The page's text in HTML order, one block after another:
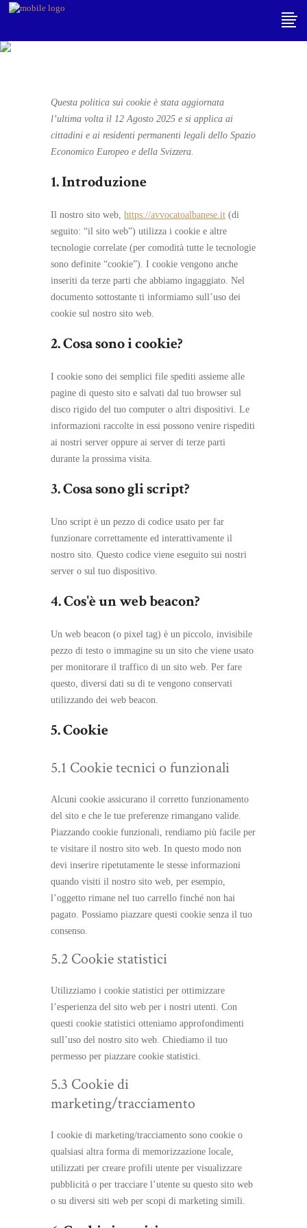
Questa politica sui cookie è stata aggiornata
l’ultima volta il 12 Agosto 2025 e si applica ai
cittadini e ai residenti permanenti legali dello Spazio
Economico Europeo e della Svizzera.
1. Introduzione
Il nostro sito web, https://avvocatoalbanese.it (di
seguito: “il sito web”) utilizza i cookie e altre
tecnologie correlate (per comodità tutte le tecnologie
sono definite “cookie”). I cookie vengono anche
inseriti da terze parti che abbiamo ingaggiato. Nel
documento sottostante ti informiamo sull’uso dei
cookie sul nostro sito web.
2. Cosa sono i cookie?
I cookie sono dei semplici file spediti assieme alle
pagine di questo sito e salvati dal tuo browser sul
disco rigido del tuo computer o altri dispositivi. Le
informazioni raccolte in essi possono venire rispediti
ai nostri server oppure ai server di terze parti
durante la prossima visita.
3. Cosa sono gli script?
Uno script è un pezzo di codice usato per far
funzionare correttamente ed interattivamente il
nostro sito. Questo codice viene eseguito sui nostri
server o sul tuo dispositivo.
4. Cos'è un web beacon?
Un web beacon (o pixel tag) è un piccolo, invisibile
pezzo di testo o immagine su un sito che viene usato
per monitorare il traffico di un sito web. Per fare
questo, diversi dati su di te vengono conservati
utilizzando dei web beacon.
5. Cookie
5.1 Cookie tecnici o funzionali
Alcuni cookie assicurano il corretto funzionamento
del sito e che le tue preferenze rimangano valide.
Piazzando cookie funzionali, rendiamo più facile per
te visitare il nostro sito web. In questo modo non
devi inserire ripetutamente le stesse informazioni
quando visiti il nostro sito web, per esempio,
l’oggetto rimane nel tuo carrello finché non hai
pagato. Possiamo piazzare questi cookie senza il tuo
consenso.
5.2 Cookie statistici
Utilizziamo i cookie statistici per ottimizzare
l’esperienza del sito web per i nostri utenti. Con
questi cookie statistici otteniamo approfondimenti
sull’uso del nostro sito web. Chiediamo il tuo
permesso per piazzare cookie statistici.
5.3 Cookie di
marketing/tracciamento
I cookie di marketing/tracciamento sono cookie o
qualsiasi altra forma di memorizzazione locale,
utilizzati per creare profili utente per visualizzare
pubblicità o per tracciare l’utente su questo sito web
o su diversi siti web per scopi di marketing simili.